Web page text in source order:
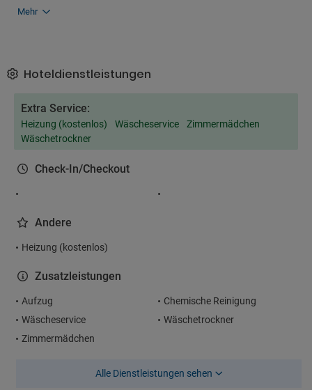
Mehr
Hoteldienstleistungen
Extra Service:
Heizung (kostenlos) Wäscheservice
Zimmermädchen
Wäschetrockner
Check-In/Checkout
Andere
Heizung (kostenlos)
Zusatzleistungen
Aufzug
Chemische Reinigung
Wäscheservice
Wäschetrockner
Zimmermädchen
Alle Dienstleistungen sehen